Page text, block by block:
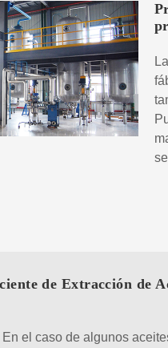
de Extracción de
el caso de algunos